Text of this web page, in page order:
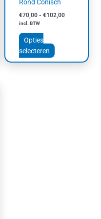
Rond Conisch
€70,00 - €102,00
incl. BTW
Opties
selecteren
de